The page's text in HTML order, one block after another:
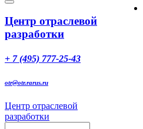
Toggle
Центр отраслевой
разработки
+ 7 (495) 777-25-43
otr@otr.rarus.ru
Центр отраслевой
разработки